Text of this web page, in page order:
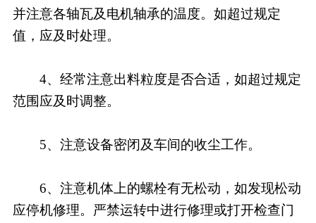
并注意各轴瓦及电机轴承的温度。如超过规定
值，应及时处理。
4、经常注意出料粒度是否合适，如超过规定
范围应及时调整。
5、注意设备密闭及车间的收尘工作。
6、注意机体上的螺栓有无松动，如发现松动
应停机修理。严禁运转中进行修理或打开检查门